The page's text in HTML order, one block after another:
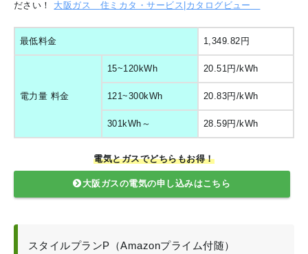
ださい！
大阪ガス 住ミカタ・サービス|カタログビュー
最低料金 1,349.82円
電力量 料金
15~120kWh 20.51円/kWh
121~300kWh 20.83円/kWh
301kWh～ 28.59円/kWh
電気とガスでどちらもお得！
大阪ガスの電気の申し込みはこちら
スタイルプランP（Amazonプライム付随）